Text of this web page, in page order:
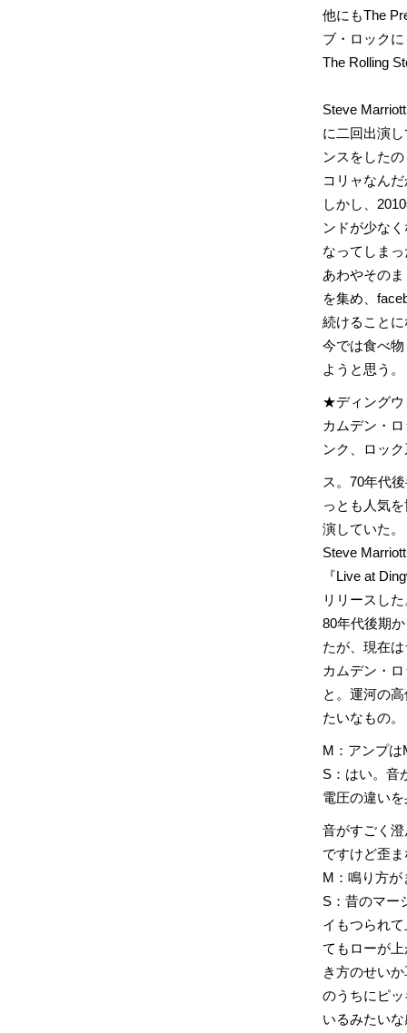
他にもThe
ブ・ロック
The Rolling
Steve
に二回出演
ンスをした
コリャなん
しかし、
ンドが少な
なってしま
あわやその
を集め、
続けること
今では食べ
ようと思う。
★ディングウ
カムデン・
ンク、ロッ
ス。70年代
っとも人気
演していた。
Steve
『Live at
リリースし
80年代後期
たが、現在
カムデン・
と。運河の
たいなもの
M：アンプは
S：はい。音
電圧の違い
音がすごく
ですけど歪
M：鳴り方が
S：昔のマー
イもつられ
てもローが
き方のせい
のうちにピ
いるみたい